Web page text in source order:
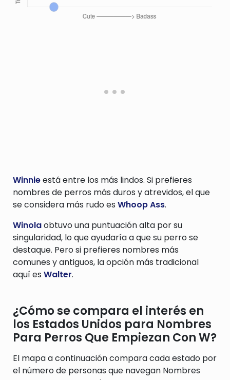
Winnieestá entre los más lindos. Si prefieres
nombres de perros más duros y atrevidos, el que
se considera más rudo es Whoop Ass.
Winolaobtuvo una puntuación alta por su
singularidad, lo que ayudaría a que su perro se
destaque. Pero si prefieres nombres más
comunes y antiguos, la opción más tradicional
aquí es Walter.
¿Cómo se compara el interés en
los Estados Unidos para Nombres
Para Perros Que Empiezan Con W?
El mapa a continuación compara cada estado por
el número de personas que navegan Nombres